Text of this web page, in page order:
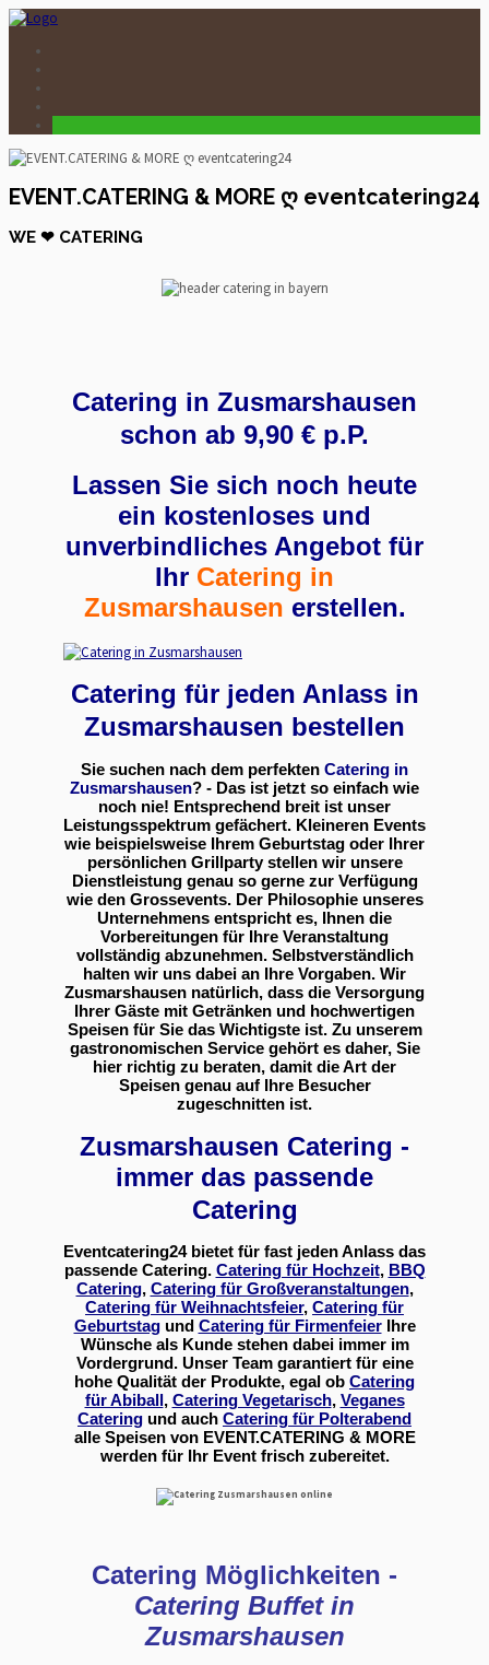
EVENT.CATERING & MORE ღ eventcatering24
WE ❤ CATERING
Catering in Zusmarshausen
schon ab 9,90 € p.P.
Lassen Sie sich noch heute
ein kostenloses und
unverbindliches Angebot für
Ihr Catering in
Zusmarshausen erstellen.
Catering für jeden Anlass in
Zusmarshausen bestellen
Sie suchen nach dem perfekten Catering in
Zusmarshausen? - Das ist jetzt so einfach wie
noch nie! Entsprechend breit ist unser
Leistungsspektrum gefächert. Kleineren Events
wie beispielsweise Ihrem Geburtstag oder Ihrer
persönlichen Grillparty stellen wir unsere
Dienstleistung genau so gerne zur Verfügung
wie den Grossevents. Der Philosophie unseres
Unternehmens entspricht es, Ihnen die
Vorbereitungen für Ihre Veranstaltung
vollständig abzunehmen. Selbstverständlich
halten wir uns dabei an Ihre Vorgaben. Wir
Zusmarshausen natürlich, dass die Versorgung
Ihrer Gäste mit Getränken und hochwertigen
Speisen für Sie das Wichtigste ist. Zu unserem
gastronomischen Service gehört es daher, Sie
hier richtig zu beraten, damit die Art der
Speisen genau auf Ihre Besucher
zugeschnitten ist.
Zusmarshausen Catering -
immer das passende
Catering
Eventcatering24 bietet für fast jeden Anlass das
passende Catering. Catering für Hochzeit, BBQ
Catering, Catering für Großveranstaltungen,
Catering für Weihnachtsfeier, Catering für
Geburtstagund Catering für FirmenfeierIhre
Wünsche als Kunde stehen dabei immer im
Vordergrund. Unser Team garantiert für eine
hohe Qualität der Produkte, egal ob Catering
für Abiball , Catering Vegetarisch, Veganes
Catering und auch Catering für Polterabend
alle Speisen von EVENT.CATERING & MORE
werden für Ihr Event frisch zubereitet.
Catering Möglichkeiten -
Catering Buffet in
Zusmarshausen